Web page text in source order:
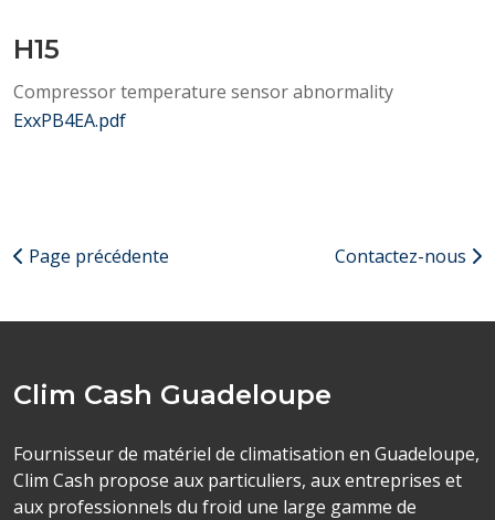
H15
Compressor temperature sensor abnormality
ExxPB4EA.pdf
Page précédente Contactez-nous
Clim Cash Guadeloupe
Fournisseur de matériel de climatisation en Guadeloupe,
Clim Cash propose aux particuliers, aux entreprises et
aux professionnels du froid une large gamme de